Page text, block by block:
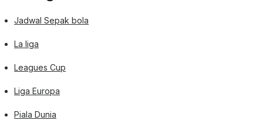
Jadwal Sepak bola
La liga
Leagues Cup
Liga Europa
Piala Dunia